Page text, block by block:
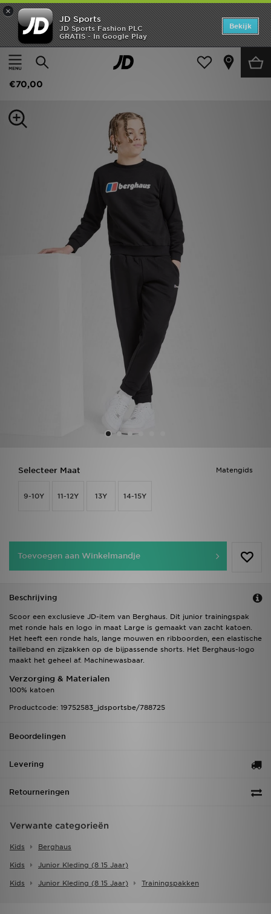
×
JD Sports
JD Sports Fashion PLC
GRATIS - In Google Play
Bekijk
Thuis
Kids Junior Kleding (8-15 jaar) Trainingspakken
Berghaus Large Logo Crew Sweatshirt Junior
€70,00
Matengids
Selecteer Maat
9-10Y 11-12Y 13Y 14-15Y
Toevoegen aan Winkelmandje
Beschrijving
Scoor een exclusieve JD-item van Berghaus. Dit junior trainingspak
met ronde hals en logo in maat Large is gemaakt van zacht katoen.
Het heeft een ronde hals, lange mouwen en ribboorden, een elastische
tailleband en zijzakken op de bijpassende shorts. Het Berghaus-logo
maakt het geheel af. Machinewasbaar.
Verzorging & Materialen
100% katoen
Productcode: 19752583_jdsportsbe/788725
Beoordelingen
Levering
Retourneringen
Verwante categorieën
Kids Berghaus
Kids Junior Kleding (8 15 Jaar)
Kids Junior Kleding (8 15 Jaar) Trainingspakken
Home
Offers
Dames